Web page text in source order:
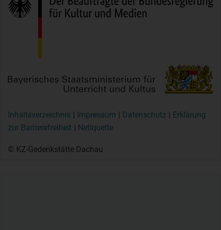
Inhaltsverzeichnis Impressum Datenschutz
Erklärung
zur Barrierefreiheit
Netiquette
© KZ-Gedenkstätte Dachau